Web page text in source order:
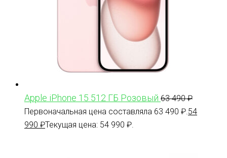
Apple iPhone 15 512 ГБ Розовый 63 490₽
Первоначальная цена составляла 63 490 ₽. 54
990 ₽Текущая цена: 54 990 ₽.